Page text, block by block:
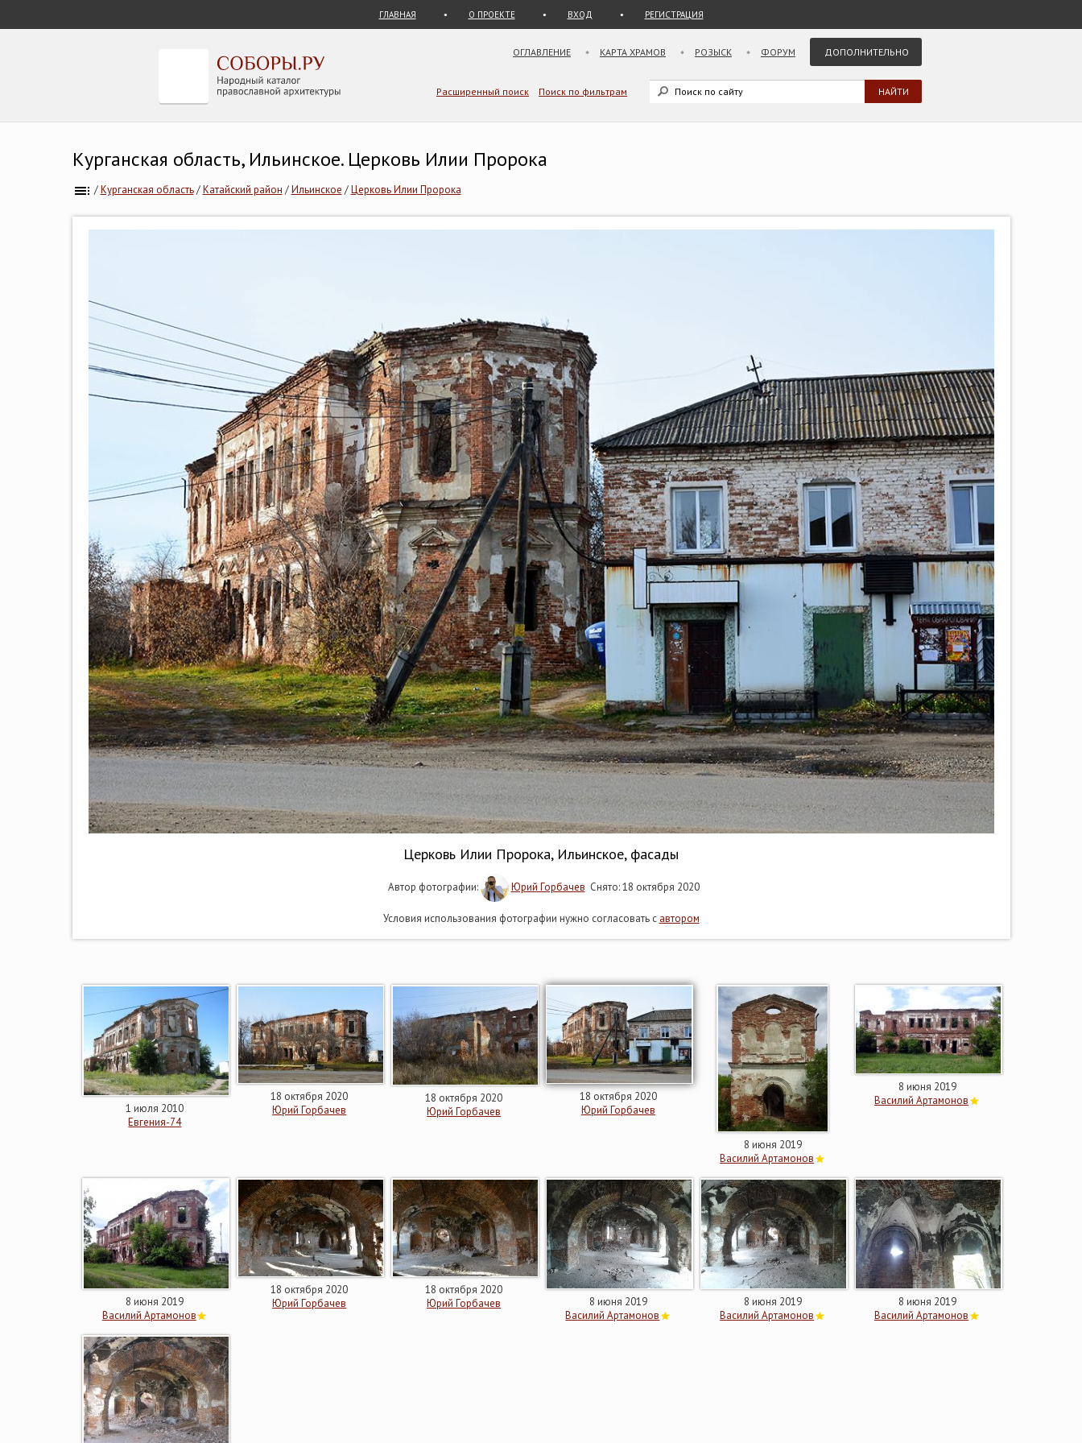
ГЛАВНАЯ О ПРОЕКТЕ ВХОД РЕГИСТРАЦИЯ
ОГЛАВЛЕНИЕ КАРТА ХРАМОВ РОЗЫСК ФОРУМ ДОПОЛНИТЕЛЬНО
Расширенный поиск Поиск по фильтрам
Курганская область, Ильинское. Церковь Илии Пророка
/Курганская область/Катайский район /Ильинское /Церковь Илии Пророка
Церковь Илии Пророка, Ильинское, фасады
Автор фотографии: Юрий Горбачев Снято: 18 октября 2020
Условия использования фотографии нужно согласовать с автором
1 июля 2010
Евгения-74
18 октября 2020
Юрий Горбачев
18 октября 2020
Юрий Горбачев
18 октября 2020
Юрий Горбачев
8 июня 2019
Василий Артамонов
8 июня 2019
Василий Артамонов
8 июня 2019
Василий Артамонов
18 октября 2020
Юрий Горбачев
18 октября 2020
Юрий Горбачев
8 июня 2019
Василий Артамонов
8 июня 2019
Василий Артамонов
8 июня 2019
Василий Артамонов